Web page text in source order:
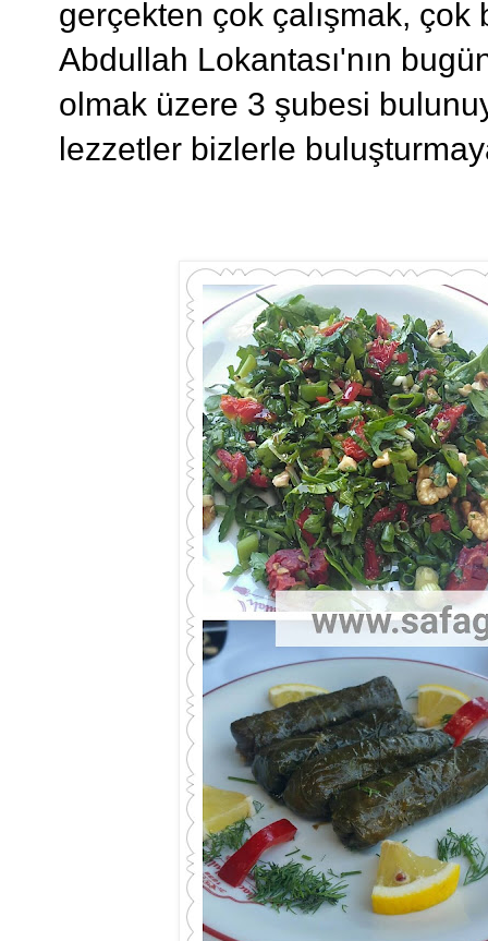
gerçekten çok çalışmak, çok
Abdullah Lokantası'nın
olmak üzere 3 şubesi
lezzetler bizlerle